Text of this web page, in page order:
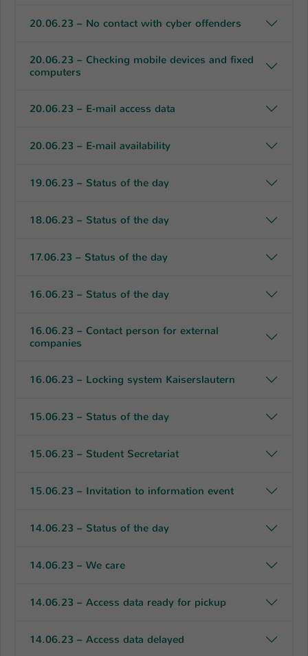
20.06.23 – No contact with cyber offenders
20.06.23 – Checking mobile devices and fixed
computers
20.06.23 – E-mail access data
20.06.23 – E-mail availability
19.06.23 – Status of the day
18.06.23 – Status of the day
17.06.23 – Status of the day
16.06.23 – Status of the day
16.06.23 – Contact person for external
companies
16.06.23 – Locking system Kaiserslautern
15.06.23 – Status of the day
15.06.23 – Student Secretariat
15.06.23 – Invitation to information event
14.06.23 – Status of the day
14.06.23 – We care
14.06.23 – Access data ready for pickup
14.06.23 – Access data delayed